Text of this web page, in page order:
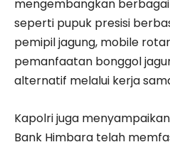
mengembangkan
seperti pupuk presisi
pemipil jagung, mobile
pemanfaatan bonggol
alternatif melalui kerja
Kapolri juga
Bank Himbara telah